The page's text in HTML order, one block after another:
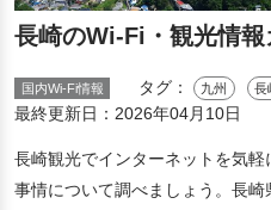
長崎のWi-Fi・観光情報
国内Wi-Fi情報 タグ： 九州 長
最終更新日： 2026年04月10日
長崎観光でインターネットを気
事情について調べましょう。長